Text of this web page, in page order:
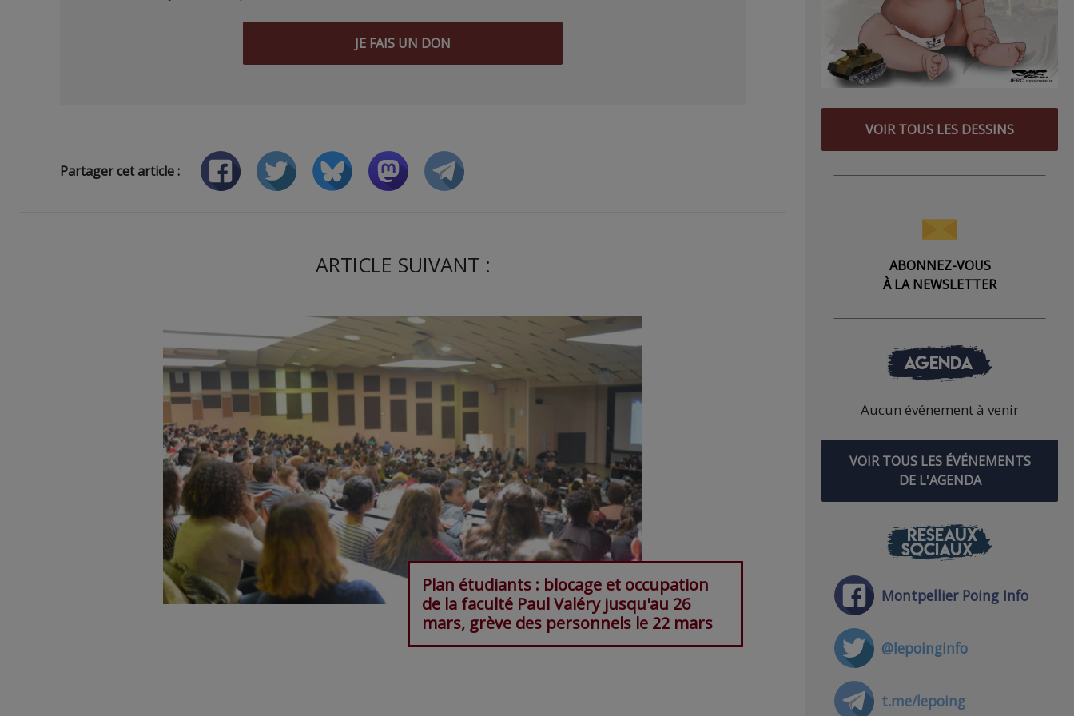
JE FAIS UN DON
Partager cet article :
ARTICLE SUIVANT :
Plan étudiants : blocage et occupation
de la faculté Paul Valéry jusqu'au 26
mars, grève des personnels le 22 mars
VOIR TOUS LES DESSINS
ABONNEZ-VOUS
À LA NEWSLETTER
AGENDA
Aucun événement à venir
VOIR TOUS LES ÉVÉNEMENTS
DE L'AGENDA
RÉSEAUX
SOCIAUX
Montpellier Poing Info
@lepoinginfo
t.me/lepoing